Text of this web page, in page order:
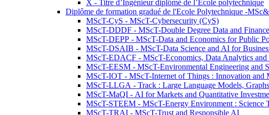
X - Titre d’Ingénieur diplômé de l’École polytechnique
Diplôme de formation gradué de l'Ecole Polytechnique -
MScT-CyS - MScT-Cybersecurity (CyS)
MScT-DDDF - MScT-Double Degree Data and
MScT-DEPP - MScT-Data and Economics for Public
MScT-DSAIB - MScT-Data Science and AI for
MScT-EDACF - MScT-Economics, Data Analytics and
MScT-EESM - MScT-Environmental Engineering and
MScT-IOT - MScT-Internet of Things : Innovation and
MScT-LLGA - Track : Large Language Models,
MScT-MaQI - AI for Markets and Quantitative
MScT-STEEM - MScT-Energy Environment : Science
MScT-TRAI - MScT-Trust and Responsible AI